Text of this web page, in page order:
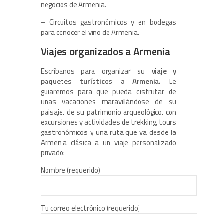
negocios de Armenia.
– Circuitos gastronómicos y en bodegas
para conocer el vino de Armenia.
Viajes organizados a Armenia
Escríbanos para organizar su viaje y
paquetes turísticos a Armenia. Le
guiaremos para que pueda disfrutar de
unas vacaciones maravillándose de su
paisaje, de su patrimonio arqueológico, con
excursiones y actividades de trekking, tours
gastronómicos y una ruta que va desde la
Armenia clásica a un viaje personalizado
privado:
Nombre (requerido)
Tu correo electrónico (requerido)